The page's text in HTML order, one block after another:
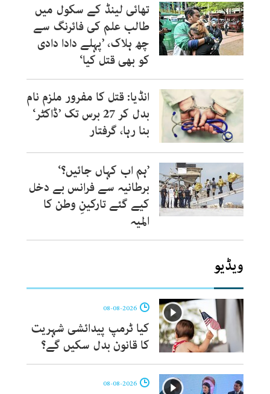
تھائی لینڈ کے سکول میں
طالب علم کی فائرنگ سے
چھ ہلاک، ’پہلے دادا دادی
کو بھی قتل کیا‘
انڈیا: قتل کا مفرور ملزم نام
بدل کر 27 برس تک ’ڈاکٹر‘
بنا رہا، گرفتار
’ہم اب کہاں جائیں؟‘
برطانیہ سے فرانس بے دخل
کیے گئے تارکینِ وطن کا
المیہ
ویڈیو
کیا ٹرمپ پیدائشی شہریت
کا قانون بدل سکیں گے؟